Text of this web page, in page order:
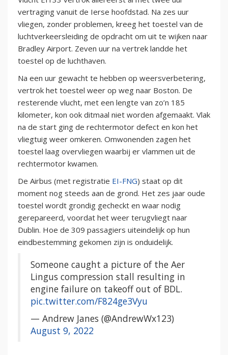
vertraging vanuit de Ierse hoofdstad. Na zes uur
vliegen, zonder problemen, kreeg het toestel van de
luchtverkeersleiding de opdracht om uit te wijken naar
Bradley Airport. Zeven uur na vertrek landde het
toestel op de luchthaven.
Na een uur gewacht te hebben op weersverbetering,
vertrok het toestel weer op weg naar Boston. De
resterende vlucht, met een lengte van zo’n 185
kilometer, kon ook ditmaal niet worden afgemaakt. Vlak
na de start ging de rechtermotor defect en kon het
vliegtuig weer omkeren. Omwonenden zagen het
toestel laag overvliegen waarbij er vlammen uit de
rechtermotor kwamen.
De Airbus (met registratie EI-FNG) staat op dit
moment nog steeds aan de grond. Het zes jaar oude
toestel wordt grondig gecheckt en waar nodig
gerepareerd, voordat het weer terugvliegt naar
Dublin. Hoe de 309 passagiers uiteindelijk op hun
eindbestemming gekomen zijn is onduidelijk.
Someone caught a picture of the Aer
Lingus compression stall resulting in
engine failure on takeoff out of BDL.
pic.twitter.com/F824ge3Vyu
— Andrew Janes (@AndrewWx123)
August 9, 2022